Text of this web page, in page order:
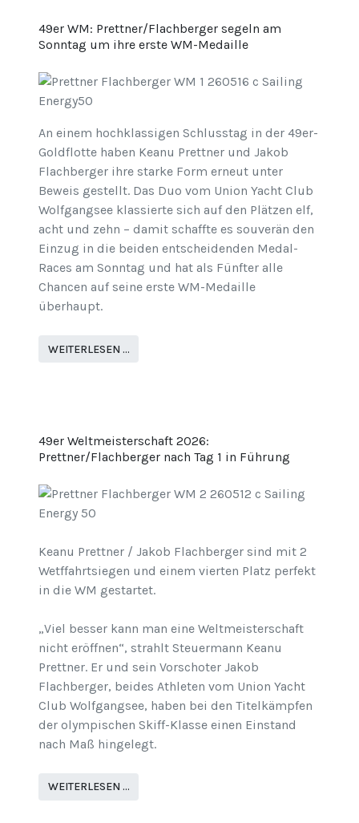
49er WM: Prettner/Flachberger segeln am
Sonntag um ihre erste WM-Medaille
An einem hochklassigen Schlusstag in der 49er-
Goldflotte haben Keanu Prettner und Jakob
Flachberger ihre starke Form erneut unter
Beweis gestellt. Das Duo vom Union Yacht Club
Wolfgangsee klassierte sich auf den Plätzen elf,
acht und zehn – damit schaffte es souverän den
Einzug in die beiden entscheidenden Medal-
Races am Sonntag und hat als Fünfter alle
Chancen auf seine erste WM-Medaille
überhaupt.
WEITERLESEN …
49er Weltmeisterschaft 2026:
Prettner/Flachberger nach Tag 1 in Führung
Keanu Prettner / Jakob Flachberger sind mit 2
Wetffahrtsiegen und einem vierten Platz perfekt
in die WM gestartet.
„Viel besser kann man eine Weltmeisterschaft
nicht eröffnen“, strahlt Steuermann Keanu
Prettner. Er und sein Vorschoter Jakob
Flachberger, beides Athleten vom Union Yacht
Club Wolfgangsee, haben bei den Titelkämpfen
der olympischen Skiff-Klasse einen Einstand
nach Maß hingelegt.
WEITERLESEN …